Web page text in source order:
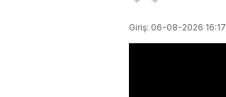
Giriş: 06-08-2026 16:17